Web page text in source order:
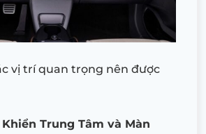
vị trí quan trọng nên được
Trung Tâm và Màn